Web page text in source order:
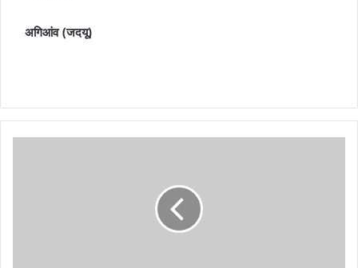
अगिआंव (जदयू)